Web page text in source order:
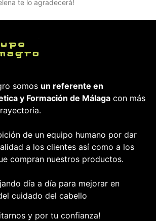
te lo agradecerá!
somos un referente en
y Formación de Málaga con más
de un equipo humano por dar
a los clientes así como a los
compran nuestros productos.
día a día para mejorar en
cuidado del cabello
y por tu confianza!